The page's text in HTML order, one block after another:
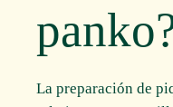
La preparación de